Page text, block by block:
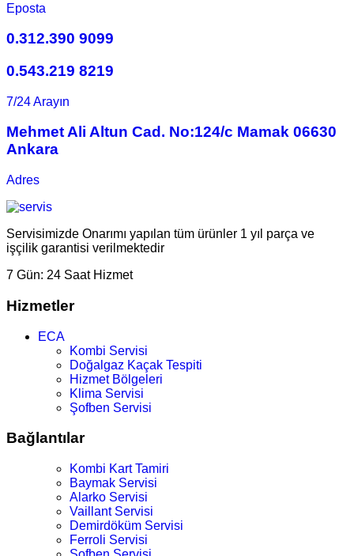
Eposta
0.312.390 9099
0.543.219 8219
7/24 Arayın
Mehmet Ali Altun Cad. No:124/c Mamak 06630
Ankara
Adres
Servisimizde Onarımı yapılan tüm ürünler 1 yıl parça ve
işçilik garantisi verilmektedir
7 Gün: 24 Saat Hizmet
Hizmetler
ECA
Kombi Servisi
Doğalgaz Kaçak Tespiti
Hizmet Bölgeleri
Klima Servisi
Şofben Servisi
Bağlantılar
Kombi Kart Tamiri
Baymak Servisi
Alarko Servisi
Vaillant Servisi
Demirdöküm Servisi
Ferroli Servisi